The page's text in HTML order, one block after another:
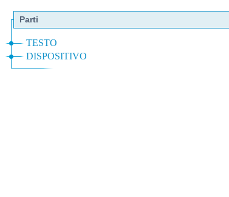
Parti
TESTO
DISPOSITIVO